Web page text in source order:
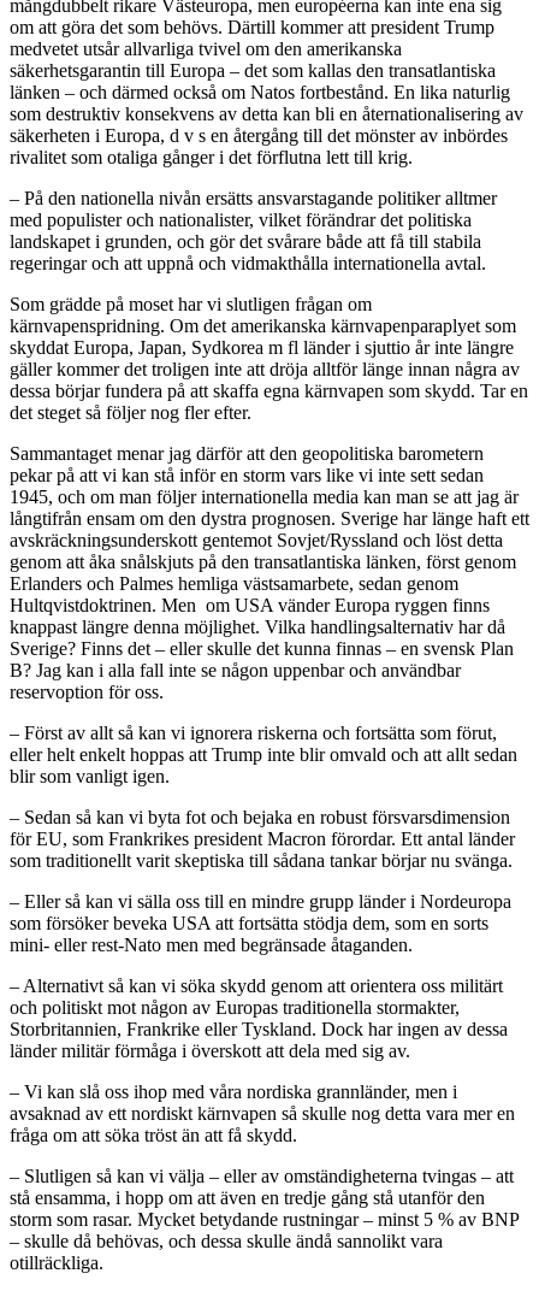
mångdubbelt rikare Västeuropa, men européerna kan inte ena sig
om att göra det som behövs. Därtill kommer att president Trump
medvetet utsår allvarliga tvivel om den amerikanska
säkerhetsgarantin till Europa – det som kallas den transatlantiska
länken – och därmed också om Natos fortbestånd. En lika naturlig
som destruktiv konsekvens av detta kan bli en åternationalisering av
säkerheten i Europa, d v s en återgång till det mönster av inbördes
rivalitet som otaliga gånger i det förflutna lett till krig.
– På den nationella nivån ersätts ansvarstagande politiker alltmer
med populister och nationalister, vilket förändrar det politiska
landskapet i grunden, och gör det svårare både att få till stabila
regeringar och att uppnå och vidmakthålla internationella avtal.
Som grädde på moset har vi slutligen frågan om
kärnvapenspridning. Om det amerikanska kärnvapenparaplyet som
skyddat Europa, Japan, Sydkorea m fl länder i sjuttio år inte längre
gäller kommer det troligen inte att dröja alltför länge innan några av
dessa börjar fundera på att skaffa egna kärnvapen som skydd. Tar en
det steget så följer nog fler efter.
Sammantaget menar jag därför att den geopolitiska barometern
pekar på att vi kan stå inför en storm vars like vi inte sett sedan
1945, och om man följer internationella media kan man se att jag är
långtifrån ensam om den dystra prognosen. Sverige har länge haft ett
avskräckningsunderskott gentemot Sovjet/Ryssland och löst detta
genom att åka snålskjuts på den transatlantiska länken, först genom
Erlanders och Palmes hemliga västsamarbete, sedan genom
Hultqvistdoktrinen. Men om USA vänder Europa ryggen finns
knappast längre denna möjlighet. Vilka handlingsalternativ har då
Sverige? Finns det – eller skulle det kunna finnas – en svensk Plan
B? Jag kan i alla fall inte se någon uppenbar och användbar
reservoption för oss.
– Först av allt så kan vi ignorera riskerna och fortsätta som förut,
eller helt enkelt hoppas att Trump inte blir omvald och att allt sedan
blir som vanligt igen.
– Sedan så kan vi byta fot och bejaka en robust försvarsdimension
för EU, som Frankrikes president Macron förordar. Ett antal länder
som traditionellt varit skeptiska till sådana tankar börjar nu svänga.
– Eller så kan vi sälla oss till en mindre grupp länder i Nordeuropa
som försöker beveka USA att fortsätta stödja dem, som en sorts
mini- eller rest-Nato men med begränsade åtaganden.
– Alternativt så kan vi söka skydd genom att orientera oss militärt
och politiskt mot någon av Europas traditionella stormakter,
Storbritannien, Frankrike eller Tyskland. Dock har ingen av dessa
länder militär förmåga i överskott att dela med sig av.
– Vi kan slå oss ihop med våra nordiska grannländer, men i
avsaknad av ett nordiskt kärnvapen så skulle nog detta vara mer en
fråga om att söka tröst än att få skydd.
– Slutligen så kan vi välja – eller av omständigheterna tvingas – att
stå ensamma, i hopp om att även en tredje gång stå utanför den
storm som rasar. Mycket betydande rustningar – minst 5 % av BNP
– skulle då behövas, och dessa skulle ändå sannolikt vara
otillräckliga.